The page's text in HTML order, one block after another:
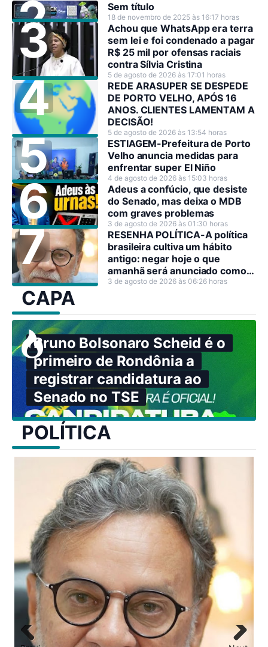
Sem título
18 de novembro de 2025 às 16:17 horas
Achou que WhatsApp era terra
sem lei e foi condenado a pagar
R$ 25 mil por ofensas raciais
contra Sílvia Cristina
5 de agosto de 2026 às 17:01 horas
REDE ARASUPER SE DESPEDE
DE PORTO VELHO, APÓS 16
ANOS. CLIENTES LAMENTAM A
DECISÃO!
5 de agosto de 2026 às 13:54 horas
ESTIAGEM-Prefeitura de Porto
Velho anuncia medidas para
enfrentar super El Niño
4 de agosto de 2026 às 15:03 horas
Adeus a confúcio, que desiste
do Senado, mas deixa o MDB
com graves problemas
3 de agosto de 2026 às 01:30 horas
RESENHA POLÍTICA-A política
brasileira cultiva um hábito
antigo: negar hoje o que
amanhã será anunciado como
decisão estratégica.
3 de agosto de 2026 às 06:26 horas
CAPA
Bruno Bolsonaro Scheid é o
primeiro de Rondônia a
registrar candidatura ao
Senado no TSE
POLÍTICA
ELEIÇÕES 2026- Propaganda eleitoral começa a
de agosto